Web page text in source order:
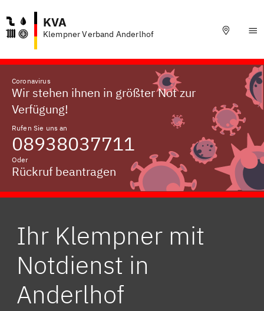
KVA
Klempner Verband Anderlhof
Coronavirus
Wir stehen ihnen in größter Not zur
Verfügung!
Rufen Sie uns an
08938037711
Oder
Rückruf beantragen
Ihr Klempner mit
Notdienst in
Anderlhof